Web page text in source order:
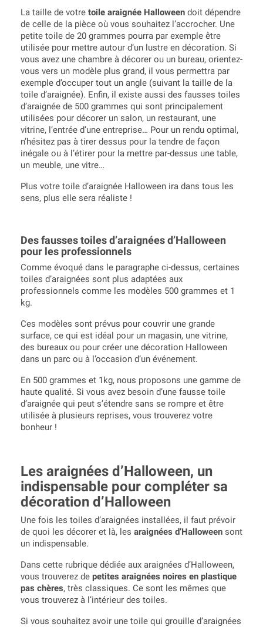
La taille de votre toile araignée Halloween doit dépendre
de celle de la pièce où vous souhaitez l’accrocher. Une
petite toile de 20 grammes pourra par exemple être
utilisée pour mettre autour d’un lustre en décoration. Si
vous avez une chambre à décorer ou un bureau, orientez-
vous vers un modèle plus grand, il vous permettra par
exemple d’occuper tout un angle (suivant la taille de la
toile d’araignée). Enfin, il existe aussi des fausses toiles
d’araignée de 500 grammes qui sont principalement
utilisées pour décorer un salon, un restaurant, une
vitrine, l’entrée d’une entreprise… Pour un rendu optimal,
n’hésitez pas à tirer dessus pour la tendre de façon
inégale ou à l’étirer pour la mettre par-dessus une table,
un meuble, une vitre…
Plus votre toile d’araignée Halloween ira dans tous les
sens, plus elle sera réaliste !
Des fausses toiles d’araignées d’Halloween
pour les professionnels
Comme évoqué dans le paragraphe ci-dessus, certaines
toiles d’araignées sont plus adaptées aux
professionnels comme les modèles 500 grammes et 1
kg.
Ces modèles sont prévus pour couvrir une grande
surface, ce qui est idéal pour un magasin, une vitrine,
des bureaux ou pour créer une décoration Halloween
dans un parc ou à l’occasion d’un événement.
En 500 grammes et 1kg, nous proposons une gamme de
haute qualité. Si vous avez besoin d’une fausse toile
d’araignée qui peut s’étendre sans se rompre et être
utilisée à plusieurs reprises, vous trouverez votre
bonheur !
Les araignées d’Halloween, un
indispensable pour compléter sa
décoration d’Halloween
Une fois les toiles d’araignées installées, il faut prévoir
de quoi les décorer et là, les araignées d’Halloween sont
un indispensable.
Dans cette rubrique dédiée aux araignées d’Halloween,
vous trouverez de petites araignées noires en plastique
pas chères, très classiques. Ce sont les mêmes que
vous trouverez à l’intérieur des toiles.
Si vous souhaitez avoir une toile qui grouille d’araignées